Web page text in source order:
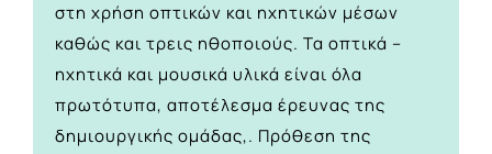
στη χρήση οπτικών και ηχητικών μέσων
καθώς και τρεις ηθοποιούς. Τα οπτικά –
ηχητικά και μουσικά υλικά είναι όλα
πρωτότυπα, αποτέλεσμα έρευνας της
δημιουργικής ομάδας,. Πρόθεση της